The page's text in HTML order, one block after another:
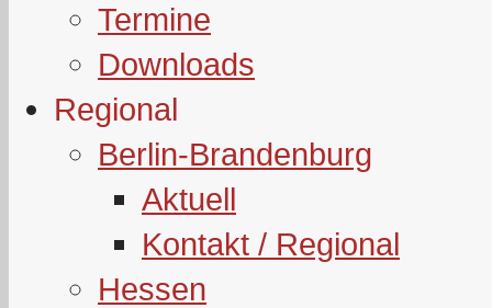
Termine
Downloads
Regional
Berlin-Brandenburg
Aktuell
Kontakt / Regional
Hessen